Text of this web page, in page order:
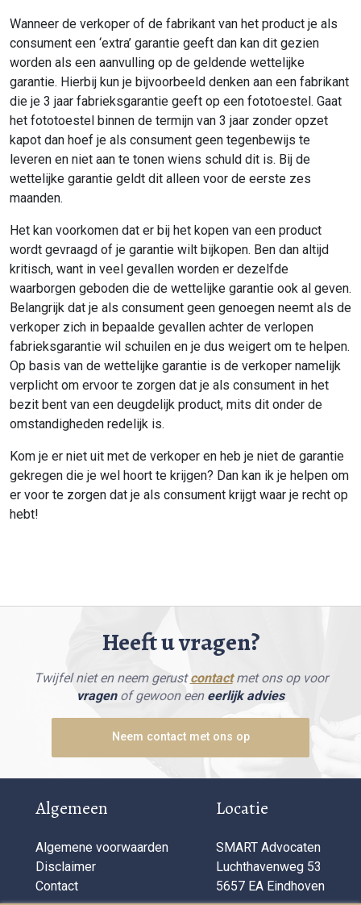
Wanneer de verkoper of de fabrikant van het product je als
consument een ‘extra’ garantie geeft dan kan dit gezien
worden als een aanvulling op de geldende wettelijke
garantie. Hierbij kun je bijvoorbeeld denken aan een fabrikant
die je 3 jaar fabrieksgarantie geeft op een fototoestel. Gaat
het fototoestel binnen de termijn van 3 jaar zonder opzet
kapot dan hoef je als consument geen tegenbewijs te
leveren en niet aan te tonen wiens schuld dit is. Bij de
wettelijke garantie geldt dit alleen voor de eerste zes
maanden.
Het kan voorkomen dat er bij het kopen van een product
wordt gevraagd of je garantie wilt bijkopen. Ben dan altijd
kritisch, want in veel gevallen worden er dezelfde
waarborgen geboden die de wettelijke garantie ook al geven.
Belangrijk dat je als consument geen genoegen neemt als de
verkoper zich in bepaalde gevallen achter de verlopen
fabrieksgarantie wil schuilen en je dus weigert om te helpen.
Op basis van de wettelijke garantie is de verkoper namelijk
verplicht om ervoor te zorgen dat je als consument in het
bezit bent van een deugdelijk product, mits dit onder de
omstandigheden redelijk is.
Kom je er niet uit met de verkoper en heb je niet de garantie
gekregen die je wel hoort te krijgen? Dan kan ik je helpen om
er voor te zorgen dat je als consument krijgt waar je recht op
hebt!
Heeft u vragen?
Twijfel niet en neem gerustcontactmet ons op voor
vragenof gewoon een eerlijk advies
Neem contact met ons op
Algemeen
Algemene voorwaarden
Disclaimer
Contact
Locatie
SMART Advocaten
Luchthavenweg 53
5657 EA Eindhoven